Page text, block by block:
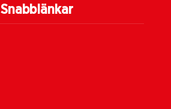
Snabblänkar